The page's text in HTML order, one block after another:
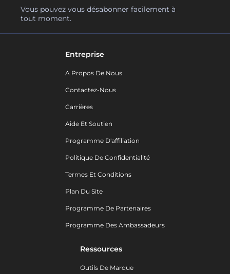
Vous pouvez vous désabonner facilement à
tout moment.
Entreprise
A Propos De Nous
Contactez-Nous
Carrières
Aide Et Soutien
Programme D'affiliation
Politique De Confidentialité
Termes Et Conditions
Plan Du Site
Programme De Partenaires
Programme Des Ambassadeurs
Ressources
Outils De Marque